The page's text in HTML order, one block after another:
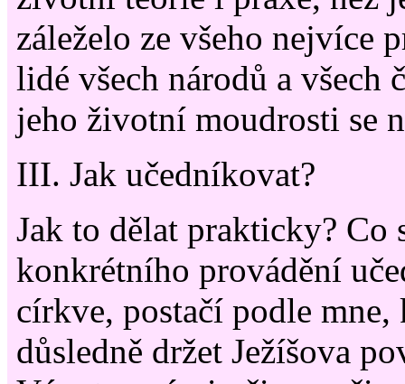
záleželo ze všeho nejvíce
lidé všech národů a všech
jeho životní moudrosti se
III. Jak učedníkovat?
Jak to dělat prakticky? Co
konkrétního provádění
církve, postačí podle mne,
důsledně držet Ježíšova